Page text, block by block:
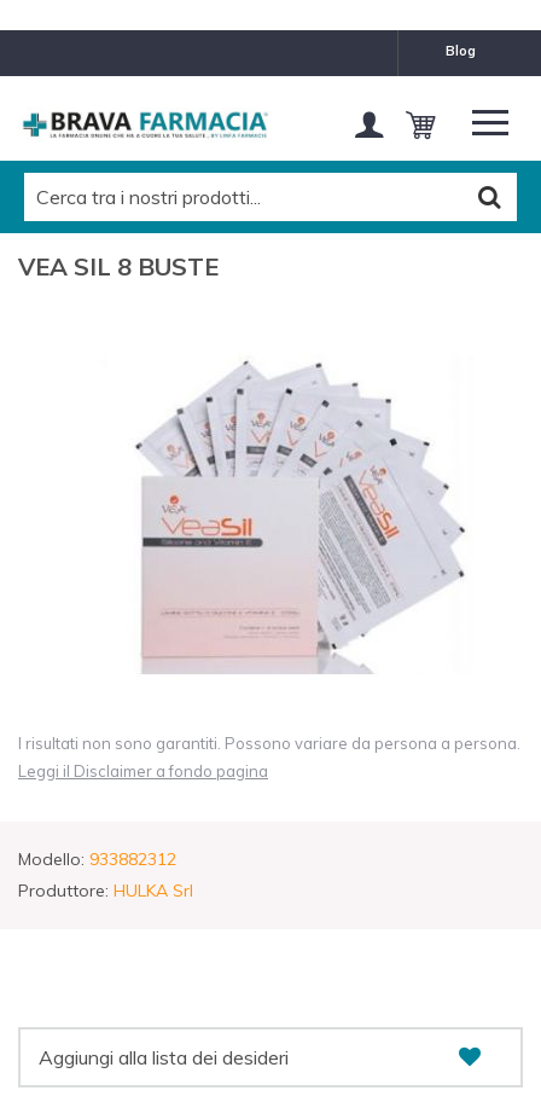
blog
VEA SIL 8 BUSTE
I risultati non sono garantiti. Possono variare da persona a persona.
Leggi il Disclaimer a fondo pagina
Modello: 933882312
Produttore: HULKA Srl
Aggiungi alla lista dei desideri